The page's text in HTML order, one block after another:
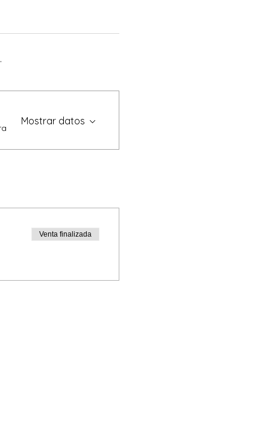
Mostrar datos
Venta finalizada